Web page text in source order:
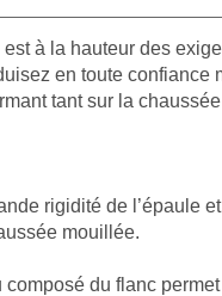
à la hauteur des
en toute confiance
tant sur la
rigidité de l’épaule
mouillée.
du flanc